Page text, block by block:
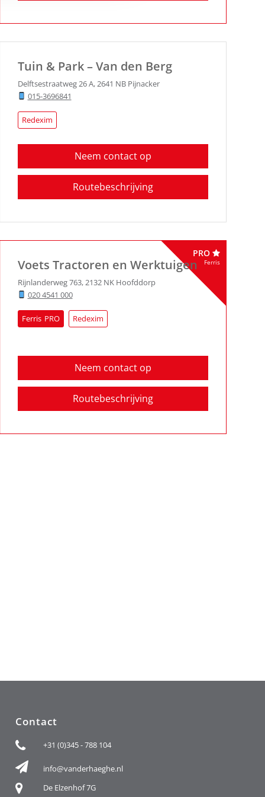
Tuin & Park – Van den Berg
Delftsestraatweg 26 A,2641 NB Pijnacker
015-3696841
Redexim
Neem contact op
Routebeschrijving
Voets Tractoren en Werktuigen
Rijnlanderweg 763,2132 NK Hoofddorp
020 4541 000
Ferris Redexim
Neem contact op
Routebeschrijving
PRO
Ferris
Contact
+31 (0)345 - 788 104
info@vanderhaeghe.nl
De Elzenhof 7G